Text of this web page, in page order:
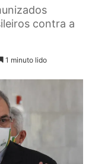
contra a
1 minuto lido